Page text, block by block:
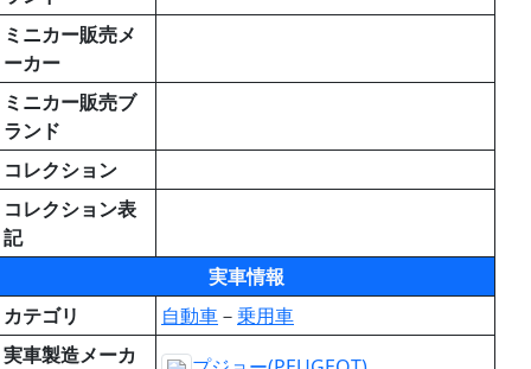
ミニカー販売メ
ーカー
ミニカー販売ブ
ランド
コレクション
コレクション表
記
実車情報
カテゴリ
自動車－乗用車
実車製造メーカ